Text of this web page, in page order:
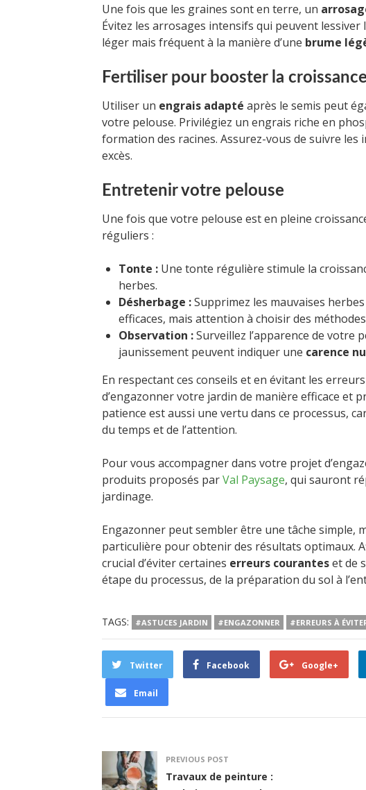
Une fois que les graines sont en terre, un
Évitez les arrosages intensifs qui peuvent
léger mais fréquent à la manière d’une brume
Fertiliser pour booster la croissance
Utiliser un engrais adapté après le semis peut
votre pelouse. Privilégiez un engrais riche en
formation des racines. Assurez-vous de suivre
excès.
Entretenir votre pelouse
Une fois que votre pelouse est en pleine
réguliers :
Tonte : Une tonte régulière stimule la
herbes.
Désherbage :Supprimez les mauvaises
efficaces, mais attention à choisir des
Observation :Surveillez l’apparence de votre
jaunissement peuvent indiquer une carence
En respectant ces conseils et en évitant les
d’engazonner votre jardin de manière efficace et
patience est aussi une vertu dans ce processus,
du temps et de l’attention.
Pour vous accompagner dans votre projet
produits proposés parVal Paysage, qui sauront
jardinage.
Engazonner peut sembler être une tâche simple,
particulière pour obtenir des résultats optimaux.
crucial d’éviter certaines erreurs couranteset de
étape du processus, de la préparation du sol à
TAGS: #ASTUCES JARDIN #ENGAZONNER #ERREURS À
Twitter Facebook Google+
Email
PREVIOUS POST
Travaux de peinture :